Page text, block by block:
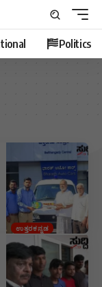
Politics
ಉತ್ತರಕನ್ನಡ